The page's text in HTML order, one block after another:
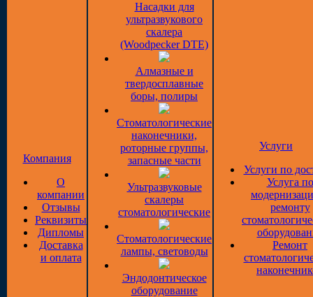
Компания
О
компании
Отзывы
Реквизиты
Дипломы
Доставка
и оплата
Насадки для
ультразвукового
скалера
(Woodpecker DTE)
Алмазные и
твердосплавные
боры, полиры
Стоматологические
наконечники,
роторные группы,
запасные части
Ультразвуковые
скалеры
стоматологические
Стоматологические
лампы, световоды
Эндодонтическое
оборудование
Услуги
Услуги по
Услуга по
ремонту
Ремонт